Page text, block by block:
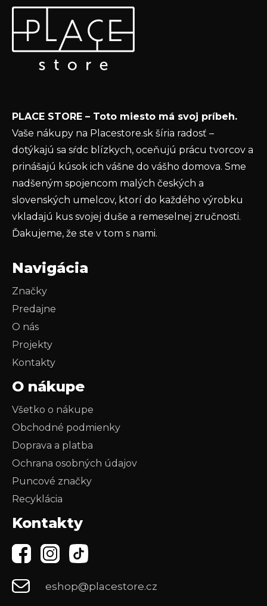
Odoberať newsletter
Vložte svoj e-mail a my Vám budeme zasielať informácie
o nových produktoch na našom e-shope.
ochrany osobných údajov
PRIHLÁSIŤ SA
PLACE STORE – Toto miesto má svoj príbeh.
Vaše nákupy na Placestore.sk šíria radosť –
dotýkajú sa sŕdc blízkych, oceňujú prácu tvorcov a
prinášajú kúsok ich vášne do vášho domova. Sme
nadšeným spojencom malých českých a
slovenských umelcov, ktorí do každého výrobku
vkladajú kus svojej duše a remeselnej zručnosti.
Ďakujeme, že ste v tom s nami.
Navigácia
Značky
Predajne
O nás
Projekty
Kontakty
O nákupe
Všetko o nákupe
Obchodné podmienky
Doprava a platba
Ochrana osobných údajov
Puncové značky
Recyklácia
Kontakty
eshop@placestore.cz